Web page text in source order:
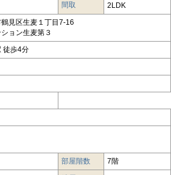
間取 2LDK
見区生麦１丁目7-16
ョン生麦第３
徒歩4分
部屋階数
7階